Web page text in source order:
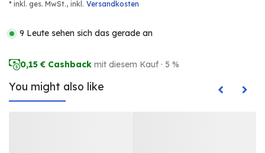
* inkl. ges. MwSt., inkl. Versandkosten
9 Leute sehen sich das gerade an
0,15 € Cashback mit diesem Kauf · 5 %
You might also like